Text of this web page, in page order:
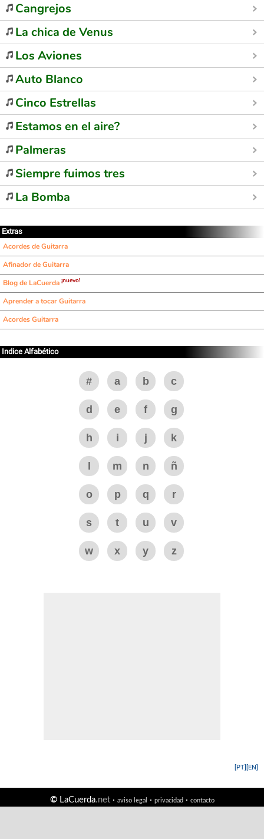
Cangrejos
La chica de Venus
Los Aviones
Auto Blanco
Cinco Estrellas
Estamos en el aire?
Palmeras
Siempre fuimos tres
La Bomba
Extras
Acordes de Guitarra
Afinador de Guitarra
Blog de LaCuerda ¡nuevo!
Aprender a tocar Guitarra
Acordes Guitarra
Indice Alfabético
# a b c
d e f g
h i j k
m n ñ
o p q r
s t u v
w x y z
[EN]
[PT]
©LaCuerda.net· aviso legal · privacidad· contacto